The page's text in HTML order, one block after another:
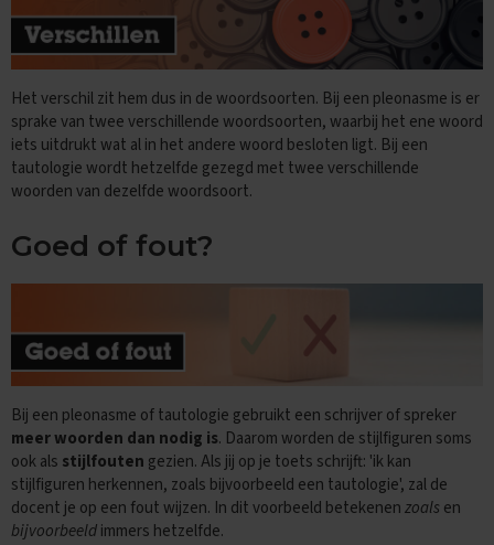
e
x
a
m
e
n
s
D
u
s
a
m
e
n
t
i
p
s
O
e
Het verschil zit hem dus in de woordsoorten. Bij een pleonasme is er
sprake van twee verschillende woordsoorten, waarbij het ene woord
iets uitdrukt wat al in het andere woord besloten ligt. Bij een
tautologie wordt hetzelfde gezegd met twee verschillende
woorden van dezelfde woordsoort.
Goed of fout?
Bij een pleonasme of tautologie gebruikt een schrijver of spreker
meer woorden dan nodig is. Daarom worden de stijlfiguren soms
ook als stijlfouten gezien. Als jij op je toets schrijft: 'ik kan
stijlfiguren herkennen, zoals bijvoorbeeld een tautologie', zal de
docent je op een fout wijzen. In dit voorbeeld betekenenzoals en
bijvoorbeeldimmers hetzelfde.